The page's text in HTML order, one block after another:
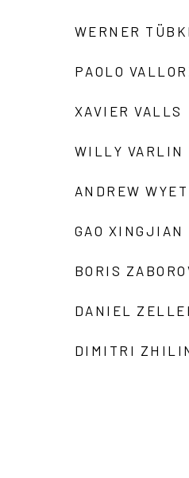
WERNER
PAOLO
XAVIER VALLS
WILLY VARLIN
ANDREW
GAO XINGJIAN
BORIS
DANIEL
DIMITRI